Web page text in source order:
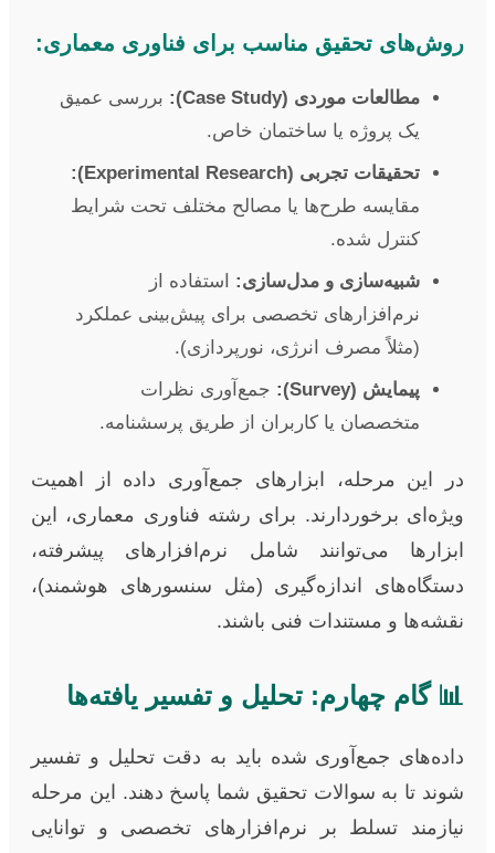
روش‌های تحقیق مناسب برای فناوری معماری:
مطالعات موردی (Case Study):
بررسی عمیق
یک پروژه یا ساختمان خاص.
تحقیقات تجربی (Experimental Research):
مقایسه طرح‌ها یا مصالح مختلف تحت شرایط
کنترل شده.
شبیه‌سازی و مدل‌سازی: استفاده از
نرم‌افزارهای تخصصی برای پیش‌بینی عملکرد
(مثلاً مصرف انرژی، نورپردازی).
پیمایش (Survey):
جمع‌آوری نظرات
متخصصان یا کاربران از طریق پرسشنامه.
در این مرحله، ابزارهای جمع‌آوری داده از اهمیت
ویژه‌ای برخوردارند. برای رشته فناوری معماری، این
ابزارها می‌توانند شامل نرم‌افزارهای پیشرفته،
دستگاه‌های اندازه‌گیری (مثل سنسورهای هوشمند)،
نقشه‌ها و مستندات فنی باشند.
📊 گام چهارم: تحلیل و تفسیر یافته‌ها
داده‌های جمع‌آوری شده باید به دقت تحلیل و تفسیر
شوند تا به سوالات تحقیق شما پاسخ دهند. این مرحله
نیازمند تسلط بر نرم‌افزارهای تخصصی و توانایی